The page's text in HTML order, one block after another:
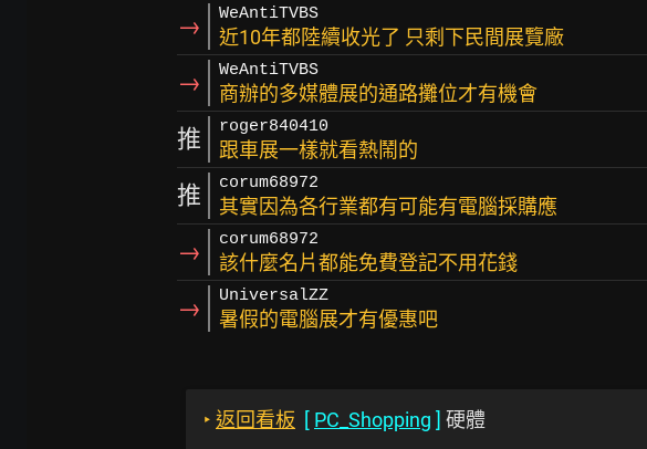
→ WeAntiTVBS
近10年都陸續收光了 只剩下民間展覽廠
→ WeAntiTVBS
商辦的多媒體展的通路攤位才有機會
推 roger840410
跟車展一樣就看熱鬧的
推 corum68972
其實因為各行業都有可能有電腦採購應
→ corum68972
該什麼名片都能免費登記不用花錢
→ UniversalZZ
暑假的電腦展才有優惠吧
‣ 返回看板 [ PC_Shopping ] 硬體